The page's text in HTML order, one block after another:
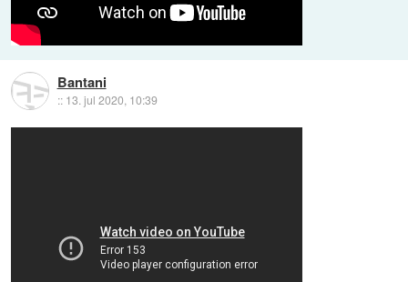
Bantani
:: 13. jul 2020, 10:39